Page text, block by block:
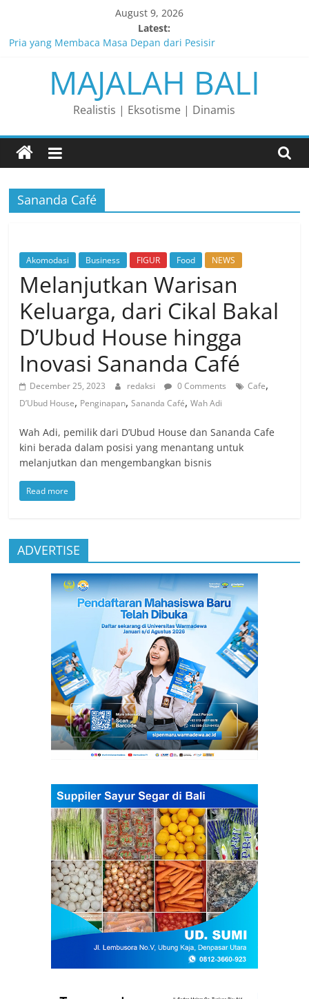
content
August 9, 2026
Latest:
Pria yang Membaca Masa Depan dari Pesisir
Membaca Peluang, Menaklukkan Tantangan, dan Membangun
Bisnis Peternakan yang Berkelanjutan
Lelaki yang Mengubah Garis Menjadi Masa Depan
Matahari yang Lahir di Pulau Dewata
Perjalanan Panjang di Balik Rasa yang Dicintai Banyak Orang
MAJALAH BALI
Realistis | Eksotisme | Dinamis
Sananda Café
Akomodasi Business FIGUR Food NEWS
Melanjutkan Warisan
Keluarga, dari Cikal Bakal
D’Ubud House hingga
Inovasi Sananda Café
December 25, 2023 redaksi 0 Comments Cafe,
D’Ubud House, Penginapan,Sananda Café,Wah Adi
Wah Adi, pemilik dari D’Ubud House dan Sananda Cafe
kini berada dalam posisi yang menantang untuk
melanjutkan dan mengembangkan bisnis
Read more
ADVERTISE